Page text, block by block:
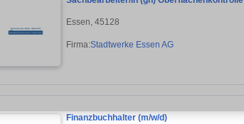
Essen, 45128
Firma:Stadtwerke Essen AG
Finanzbuchhalter (m/w/d)